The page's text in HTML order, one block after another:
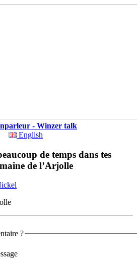
- Winzer talk
English
de temps dans tes
de l’Arjolle
?